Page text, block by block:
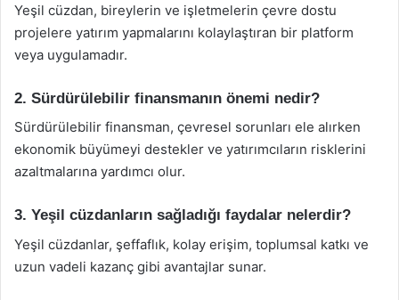
Yeşil cüzdan, bireylerin ve işletmelerin çevre dostu
projelere yatırım yapmalarını kolaylaştıran bir platform
veya uygulamadır.
2. Sürdürülebilir finansmanın önemi nedir?
Sürdürülebilir finansman, çevresel sorunları ele alırken
ekonomik büyümeyi destekler ve yatırımcıların risklerini
azaltmalarına yardımcı olur.
3. Yeşil cüzdanların sağladığı faydalar nelerdir?
Yeşil cüzdanlar, şeffaflık, kolay erişim, toplumsal katkı ve
uzun vadeli kazanç gibi avantajlar sunar.